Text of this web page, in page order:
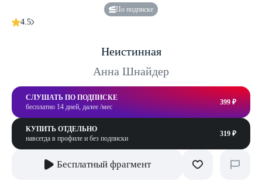
По подписке
4.5
Неистинная
Анна Шнайдер
СЛУШАТЬ ПО ПОДПИСКЕ
бесплатно 14 дней, далее /мес
399 ₽
КУПИТЬ ОТДЕЛЬНО
навсегда в профиле и без подписки
319 ₽
Бесплатный фрагмент